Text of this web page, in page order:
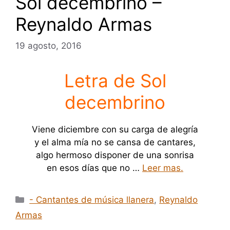
Reynaldo Armas
19 agosto, 2016
Letra de Sol
decembrino
Viene diciembre con su carga de alegría
y el alma mía no se cansa de cantares,
algo hermoso disponer de una sonrisa
en esos días que no … Leer mas.
Categorías
- Cantantes de música llanera, Reynaldo
Armas